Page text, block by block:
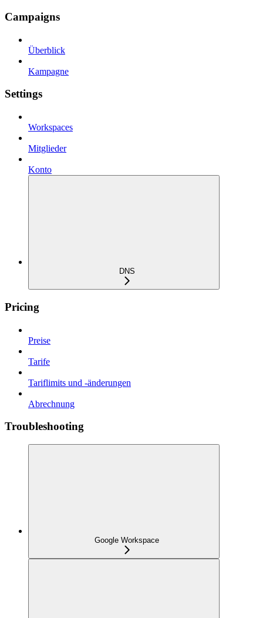
Campaigns
Überblick
Kampagne
Settings
Workspaces
Mitglieder
Konto
DNS
Pricing
Preise
Tarife
Tariflimits und -änderungen
Abrechnung
Troubleshooting
Google Workspace